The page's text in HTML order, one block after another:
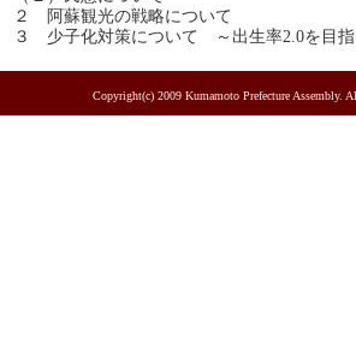
２ 阿蘇観光の戦略について
３ 少子化対策について ～出生率2.0を目指
Copyright(c) 2009 Kumamoto Prefecture Assembly.